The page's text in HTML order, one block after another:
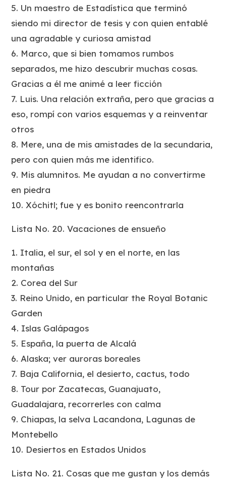
5. Un maestro de Estadística que terminó
siendo mi director de tesis y con quien entablé
una agradable y curiosa amistad
6. Marco, que si bien tomamos rumbos
separados, me hizo descubrir muchas cosas.
Gracias a él me animé a leer ficción
7. Luis. Una relación extraña, pero que gracias a
eso, rompí con varios esquemas y a reinventar
otros
8. Mere, una de mis amistades de la secundaria,
pero con quien más me identifico.
9. Mis alumnitos. Me ayudan a no convertirme
en piedra
10. Xóchitl; fue y es bonito reencontrarla
Lista No. 20. Vacaciones de ensueño
1. Italia, el sur, el sol y en el norte, en las
montañas
2. Corea del Sur
3. Reino Unido, en particular the Royal Botanic
Garden
4. Islas Galápagos
5. España, la puerta de Alcalá
6. Alaska; ver auroras boreales
7. Baja California, el desierto, cactus, todo
8. Tour por Zacatecas, Guanajuato,
Guadalajara, recorrerles con calma
9. Chiapas, la selva Lacandona, Lagunas de
Montebello
10. Desiertos en Estados Unidos
Lista No. 21. Cosas que me gustan y los demás